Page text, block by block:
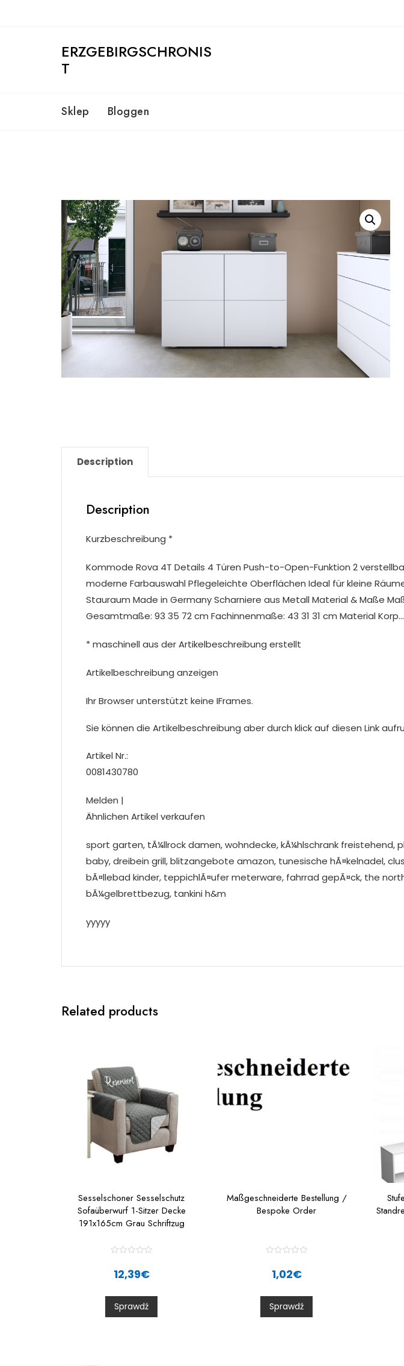
ERZGEBIRGSCHRONIS
T
Sklep Bloggen
Description
Description
Kurzbeschreibung *
Kommode Rova 4T Details 4 Türen Push-to-Open-Funktion 2
moderne Farbauswahl Pflegeleichte Oberflächen Ideal für kleine
Stauraum Made in Germany Scharniere aus Metall Material & Maße
Gesamtmaße: 93 35 72 cm Fachinnenmaße: 43 31 31 cm Material
* maschinell aus der Artikelbeschreibung erstellt
Artikelbeschreibung anzeigen
Ihr Browser unterstützt keine IFrames.
Sie können die Artikelbeschreibung aber durch klick auf diesen Link
Artikel Nr.:
0081430780
Melden |
Ähnlichen Artikel verkaufen
sport garten, tÃ¼llrock damen, wohndecke, kÃ¼hlschrank freistehend,
baby, dreibein grill, blitzangebote amazon, tunesische hÃ¤kelnadel,
bÃ¤llebad kinder, teppichlÃ¤ufer meterware, fahrrad gepÃ¤ck, the
bÃ¼gelbrettbezug, tankini h&m
yyyyy
Related products
Sesselschoner Sesselschutz
Sofaüberwurf 1-Sitzer Decke
191x165cm Grau Schriftzug
0
o
u
t
12,39€
Sprawdź
Maßgeschneiderte Bestellung /
Bespoke Order
0
o
u
t
1,02€
Sprawdź